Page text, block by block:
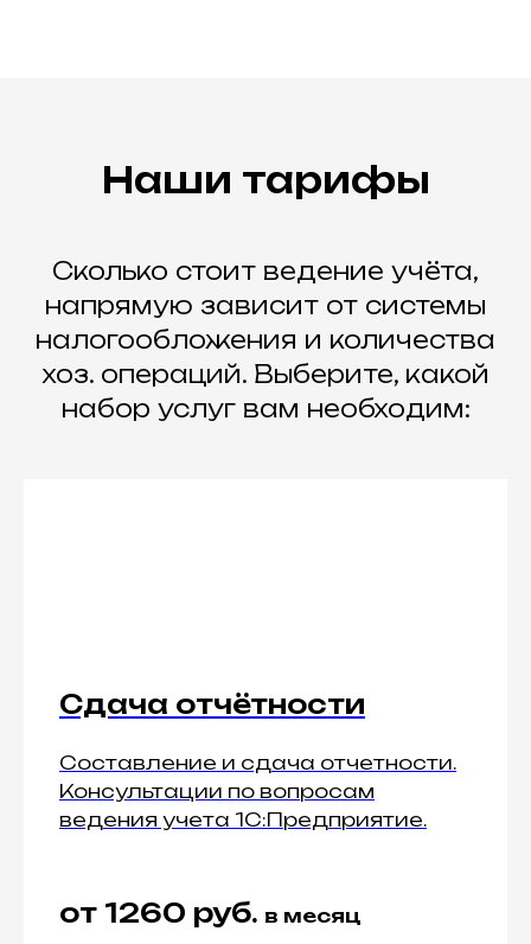
Наши тарифы
Сколько стоит ведение учёта,
напрямую зависит от системы
налогообложения и количества
хоз. операций. Выберите, какой
набор услуг вам необходим:
Сдача отчётности
Составление и сдача отчетности.
Консультации по вопросам
ведения учета 1С:Предприятие.
от 1260 руб. в месяц